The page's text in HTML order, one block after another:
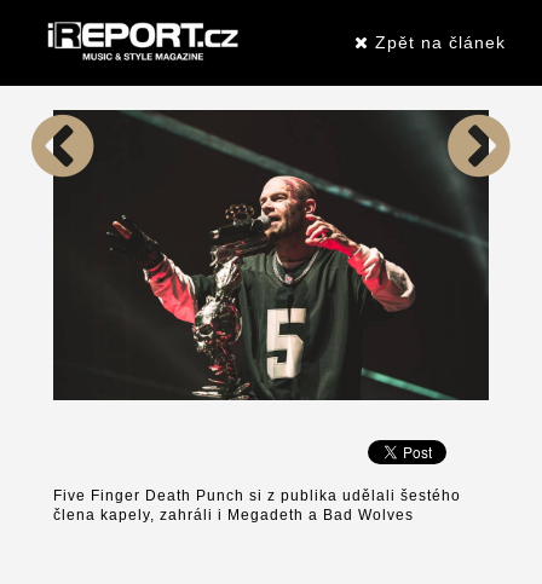
Zpět na článek
Five Finger Death Punch si z publika udělali šestého
člena kapely, zahráli i Megadeth a Bad Wolves